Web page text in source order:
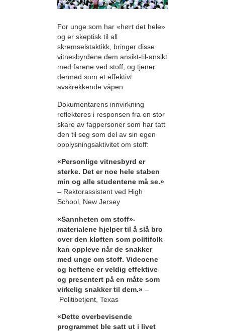
For unge som har «hørt det hele»
og er skeptisk til all
skremselstaktikk, bringer disse
vitnesbyrdene dem ansikt-til-ansikt
med farene ved stoff, og tjener
dermed som et effektivt
avskrekkende våpen.
Dokumentarens innvirkning
reflekteres i responsen fra en stor
skare av fagpersoner som har tatt
den til seg som del av sin egen
opplysningsaktivitet om stoff:
«Personlige vitnesbyrd er
sterke. Det er noe hele staben
min og alle studentene må se.»
– Rektorassistent ved High
School, New Jersey
«Sannheten om stoff»-
materialene hjelper til å slå bro
over den kløften som politifolk
kan oppleve når de snakker
med unge om stoff. Videoene
og heftene er veldig effektive
og presentert på en måte som
virkelig snakker til dem.» –
Politibetjent, Texas
«Dette overbevisende
programmet ble satt ut i livet